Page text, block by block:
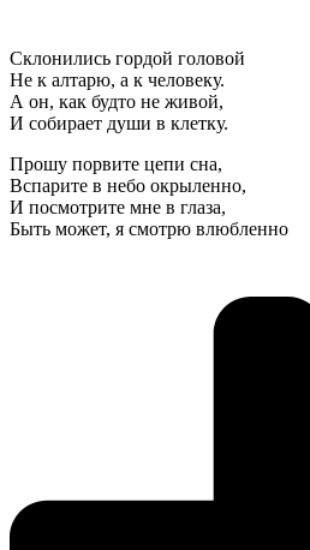
Склонились гордой головой
Не к алтарю, а к человеку.
А он, как будто не живой,
И собирает души в клетку.
Прошу порвите цепи сна,
Вспарите в небо окрыленно,
И посмотрите мне в глаза,
Быть может, я смотрю влюбленно